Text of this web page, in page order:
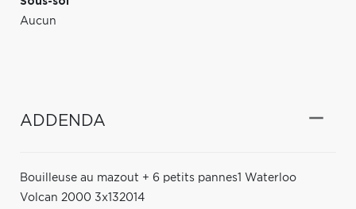
Aucun
ADDENDA
Bouilleuse au mazout + 6 petits pannes1 Waterloo
Volcan 2000 3x132014